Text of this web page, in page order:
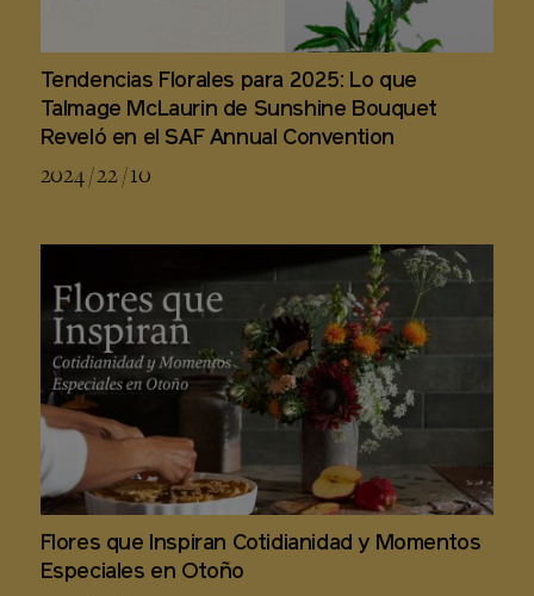
Tendencias Florales para 2025: Lo que
Talmage McLaurin de Sunshine Bouquet
Reveló en el SAF Annual Convention
2024 / 22 / 10
Flores que Inspiran Cotidianidad y Momentos
Especiales en Otoño